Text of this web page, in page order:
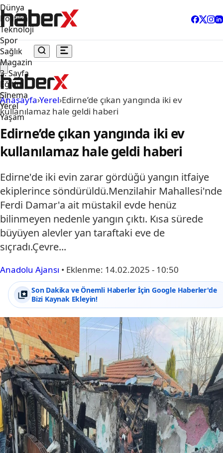
Dünya
Politika
Teknoloji
Spor
Sağlık
Magazin
3. Sayfa
Eğitim
Sinema
Yerel
Yaşam
Anasayfa›Yerel›Edirne’de çıkan yangında iki ev
kullanılamaz hale geldi haberi
Edirne’de çıkan yangında iki ev
kullanılamaz hale geldi haberi
Edirne'de iki evin zarar gördüğü yangın itfaiye
ekiplerince söndürüldü.Menzilahir Mahallesi'nde
Ferdi Damar'a ait müstakil evde henüz
bilinmeyen nedenle yangın çıktı. Kısa sürede
büyüyen alevler yan taraftaki eve de
sıçradı.Çevre...
Anadolu Ajansı • Eklenme: 14.02.2025 - 10:50
Son Dakika ve Önemli Haberler İçin Google Haberler'de
Bizi Kaynak Ekleyin!